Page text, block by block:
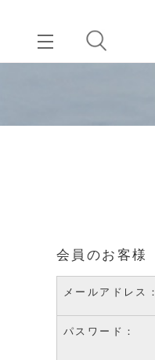
会員のお客様
メールアドレス：
パスワード：